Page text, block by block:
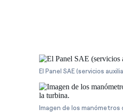
El Panel SAE (servicios
Imagen de los